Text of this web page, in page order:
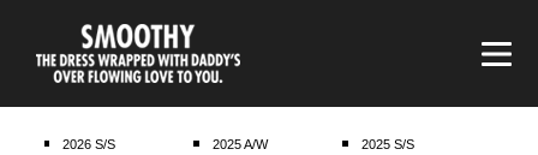
2026 S/S 2025 A/W
2025 S/S